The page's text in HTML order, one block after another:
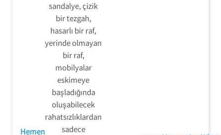
Hemen
sandalye, çizik
bir tezgah,
hasarlı bir raf,
yerinde olmayan
bir raf,
mobilyalar
eskimeye
başladığında
oluşabilecek
rahatsızlıklardan
sadece